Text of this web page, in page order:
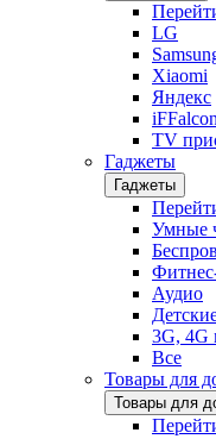
LG
Xiaomi
Яндекс
iFFalcon
TV
Гаджеты
Гаджеты
Умные
Аудио
3G, 4G
Все
Товары для
Товары для